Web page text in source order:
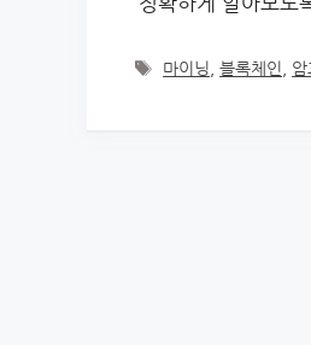
Tags
마이닝 ,블록체인 암